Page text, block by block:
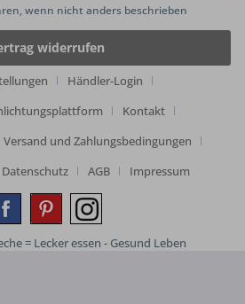
wenn nicht anders beschrieben
widerrufen
Händler-Login
Kontakt
Versand und Zahlungsbedingungen
Datenschutz AGB Impressum
= Lecker essen - Gesund Leben